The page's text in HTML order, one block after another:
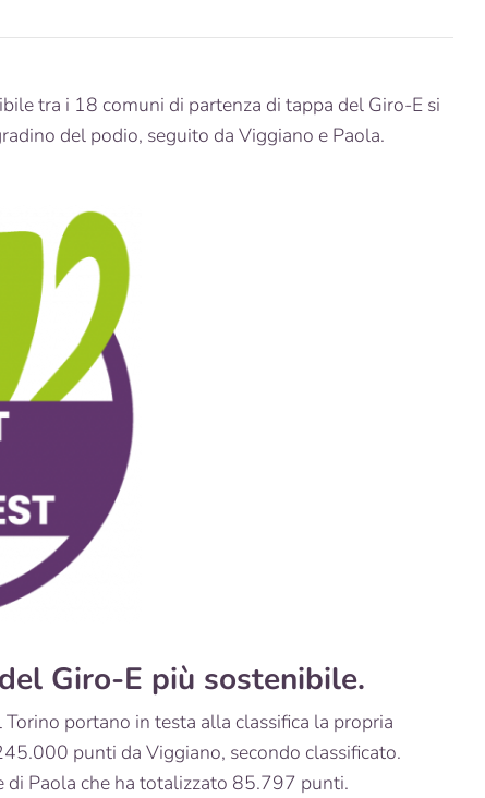
tra i 18 comuni di partenza di tappa del Giro-E si
del podio, seguito da Viggiano e Paola.
Giro-E più sostenibile.
portano in testa alla classifica la propria
punti da Viggiano, secondo classificato.
di Paola che ha totalizzato 85.797 punti.